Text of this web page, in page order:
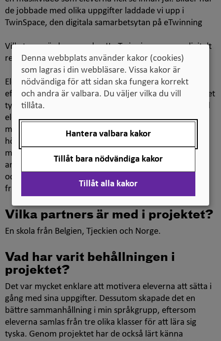
de jobbade med olika uppgifter laddade vi upp i
TwinSpace, den digitala samarbetsytan på eTwinning
Vilket mervärde anser du atteTwinningger som digitalt
redskap för att nå lärandemål?
Eleverna jobbade så mycket bättre med uppgifterna
eftersom det var mycket mer autentiskt att använda det
tyska språket för att samarbeta och kommunicera med
elever från andra länder. De använde skriftlig och
muntlig kommunikation och visade läs- och
hörförståelse, allt som ingår i kunskapskraven för
moderna språk. Dessutom lärde de sig mycket om de
andra europeiska länderna t.ex. om skolsystemet men
också vad ungdomar gör på fritiden, hur de håller sig
friska, vilka idrotter som är populära och mycket mer.
Vilka partners är med i projektet?
En skola från Belgien, Tjeckien och Norge.
Vad har varit behållningen i
projektet?
Det var mycket enklare att motivera eleverna att sätta i
gång med sina uppgifter. Dessutom skapade det en
bättre sammanhållning i min språkgrupp, eftersom
eleverna samlas från tre olika klasser för att lära sig
tyska. Genom projektet har de också lärt känna
Denna webbplats använder kakor (cookies)
som lagras i din webbläsare. Vissa kakor är
nödvändiga för att sidan ska fungera korrekt
och andra är valbara. Du väljer vilka du vill
tillåta.
Hantera valbara kakor
Tillåt bara nödvändiga kakor
Tillåt alla kakor